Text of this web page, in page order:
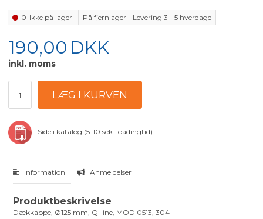
0 Ikke på lager På fjernlager - Levering 3 - 5 hverdage
190,00 DKK
inkl. moms
Side i katalog (5-10 sek. loadingtid)
Information Anmeldelser
Produktbeskrivelse
Dækkappe, Ø125 mm, Q-line, MOD 0513, 304